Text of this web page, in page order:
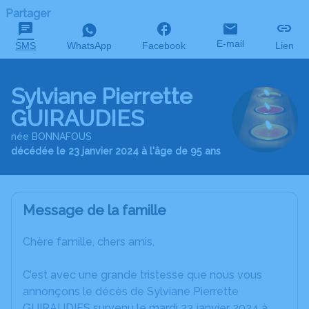
Partager
SMS WhatsApp Facebook E-mail Lien
Sylviane Pierrette
GUIRAUDIES
née BONNAFOUS
décédée le 23 janvier 2024 à l'âge de 95 ans
Message de la famille
Chère famille, chers amis,
C’est avec une grande tristesse que nous vous
annonçons le décès de Sylviane Pierrette